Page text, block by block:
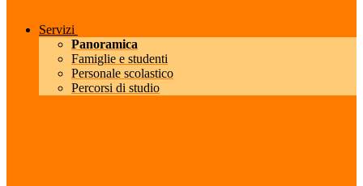
Servizi
Panoramica
Famiglie e studenti
Personale scolastico
Percorsi di studio